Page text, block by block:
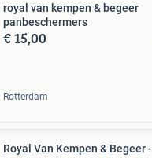
royal van kempen & begeer
panbeschermers
€ 15,00
Rotterdam
Royal Van Kempen & Begeer -